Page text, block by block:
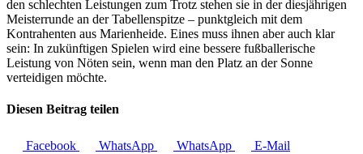
den schlechten Leistungen zum Trotz stehen sie in der diesjährigen
Meisterrunde an der Tabellenspitze – punktgleich mit dem
Kontrahenten aus Marienheide. Eines muss ihnen aber auch klar
sein: In zukünftigen Spielen wird eine bessere fußballerische
Leistung von Nöten sein, wenn man den Platz an der Sonne
verteidigen möchte.
Diesen Beitrag teilen
Facebook WhatsApp WhatsApp E-Mail